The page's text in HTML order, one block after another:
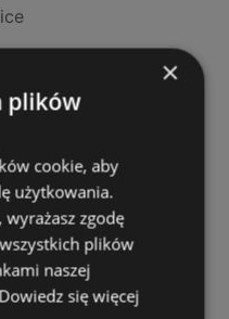
×
plików
cookie, aby
użytkowania.
zgodę
plików
naszej
Dowiedz się więcej